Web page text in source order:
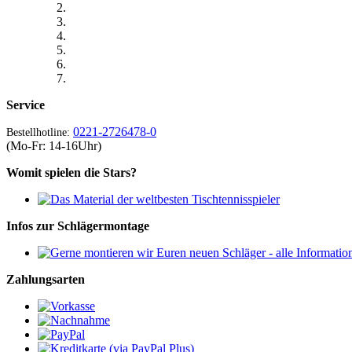
Service
Bestellhotline: 0221-2726478-0
(Mo-Fr: 14-16Uhr)
Womit spielen die Stars?
Infos zur Schlägermontage
Zahlungsarten